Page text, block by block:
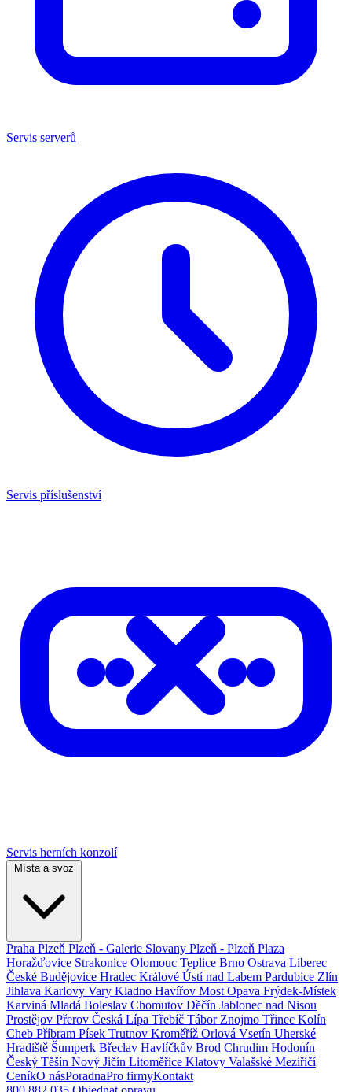
Servis serverů
Servis příslušenství
Servis herních konzolí
Místa a svoz
Praha Plzeň Plzeň - Galerie Slovany Plzeň - Plzeň Plaza
Horažďovice Strakonice Olomouc Teplice Brno Ostrava Liberec
České Budějovice Hradec Králové Ústí nad Labem Pardubice Zlín
Jihlava Karlovy Vary Kladno Havířov Most Opava Frýdek-Místek
Karviná Mladá Boleslav Chomutov Děčín Jablonec nad Nisou
Prostějov Přerov Česká Lípa Třebíč Tábor Znojmo Třinec Kolín
Cheb Příbram Písek Trutnov Kroměříž Orlová Vsetín Uherské
Hradiště Šumperk Břeclav Havlíčkův Brod Chrudim Hodonín
Český Těšín Nový Jičín Litoměřice Klatovy Valašské Meziříčí
CeníkO násPoradnaPro firmyKontakt